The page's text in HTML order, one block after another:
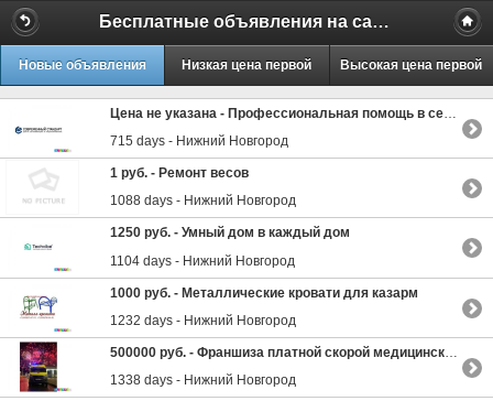
Бесплатные объявления на сайте MILAMO.ru
Новые объявления Низкая цена первой Высокая цена первой
Цена не указана - Профессиональная помощь в сертификации и лицензировании от ООО «Современный стандарт»
715 days - Нижний Новгород
1 руб. - Ремонт весов
1088 days - Нижний Новгород
1250 руб. - Умный дом в каждый дом
1104 days - Нижний Новгород
1000 руб. - Металлические кровати для казарм
1232 days - Нижний Новгород
500000 руб. - Франшиза платной скорой медицинской помощи
1338 days - Нижний Новгород